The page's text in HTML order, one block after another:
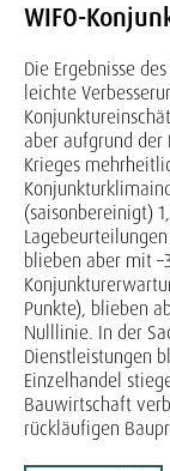
WIFO-
Die Ergebnisse
leichte
aber aufgrund der
Krieges
(saisonbereinigt)
blieben aber mit
Punkte), blieben
Nulllinie. In der
Dienstleistungen
Einzelhandel
Bauwirtschaft
rückläufigen